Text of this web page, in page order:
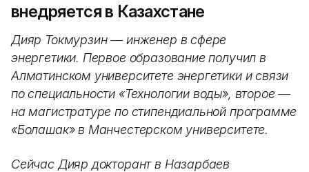
внедряется в Казахстане
Дияр Токмурзин — инженер в сфере
энергетики. Первое образование получил в
Алматинском университете энергетики и связи
по специальности «Технологии воды», второе —
на магистратуре по стипендиальной программе
«Болашак» в Манчестерском университете.
Сейчас Дияр докторант в Назарбаев